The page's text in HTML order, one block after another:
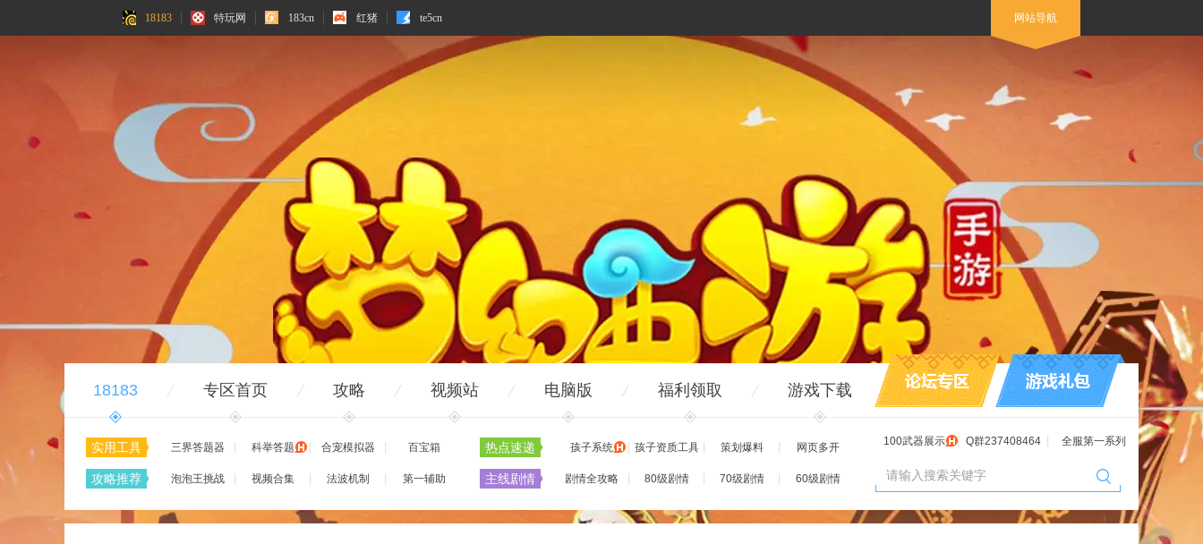
18183 特玩网 183cn 红猪 te5cn 网站导航
18183 专区首页 攻略 视频站 电脑版 福利领取 游戏下载
实用工具 三界答题器 科举答题 合宠模拟器 百宝箱 热点速递 孩子系统 孩子资质工具 策划爆料 网页多开
攻略推荐 泡泡王挑战 视频合集 法波机制 第一辅助 主线剧情 剧情全攻略 80级剧情 70级剧情 60级剧情
100武器展示 Q群237408464 全服第一系列